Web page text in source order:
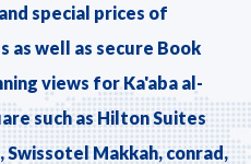
special prices of
as well as secure Book
views for Ka'aba al-
such as Hilton Suites
Swissotel Makkah, conrad,